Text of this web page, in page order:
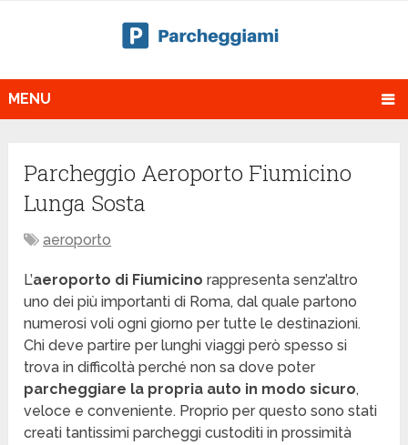
MENU
Parcheggio Aeroporto Fiumicino
Lunga Sosta
aeroporto
L’aeroporto di Fiumicino rappresenta senz’altro
uno dei più importanti di Roma, dal quale partono
numerosi voli ogni giorno per tutte le destinazioni.
Chi deve partire per lunghi viaggi però spesso si
trova in difficoltà perché non sa dove poter
parcheggiare la propria auto in modo sicuro,
veloce e conveniente. Proprio per questo sono stati
creati tantissimi parcheggi custoditi in prossimità